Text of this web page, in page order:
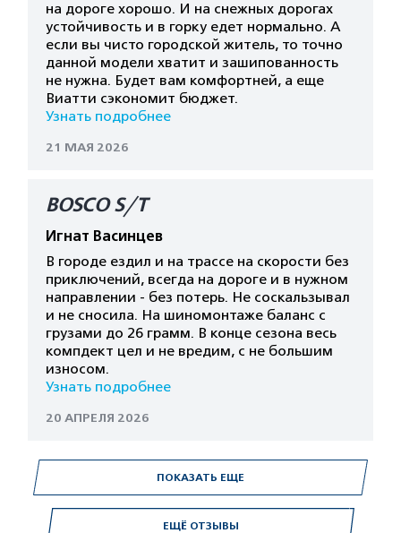
ЕЩЁ ОТЗЫВЫ
на дороге хорошо. И на снежных дорогах
устойчивость и в горку едет нормально. А
если вы чисто городской житель, то точно
данной модели хватит и зашипованность
не нужна. Будет вам комфортней, а еще
Виатти сэкономит бюджет.
Узнать подробнее
21 МАЯ 2026
BOSCO S/T
Игнат Васинцев
В городе ездил и на трассе на скорости без
приключений, всегда на дороге и в нужном
направлении - без потерь. Не соскальзывал
и не сносила. На шиномонтаже баланс с
грузами до 26 грамм. В конце сезона весь
компдект цел и не вредим, с не большим
износом.
Узнать подробнее
20 АПРЕЛЯ 2026
ПОКАЗАТЬ ЕЩЕ